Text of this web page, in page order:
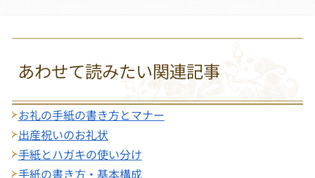
あわせて読みたい関連記事
お礼の手紙の書き方とマナー
出産祝いのお礼状
手紙とハガキの使い分け
手紙の書き方・基本構成